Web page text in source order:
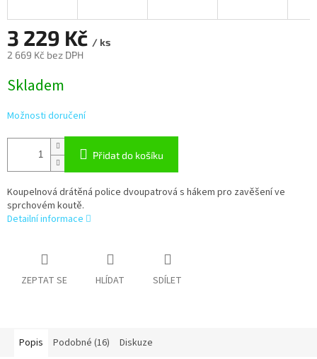
3 229 Kč / ks
2 669 Kč bez DPH
cena:
Skladem
Možnosti doručení
Přidat do košíku
Koupelnová drátěná police dvoupatrová s hákem pro zavěšení ve
sprchovém koutě.
Detailní informace
ZEPTAT SE HLÍDAT SDÍLET
Popis Podobné (16) Diskuze